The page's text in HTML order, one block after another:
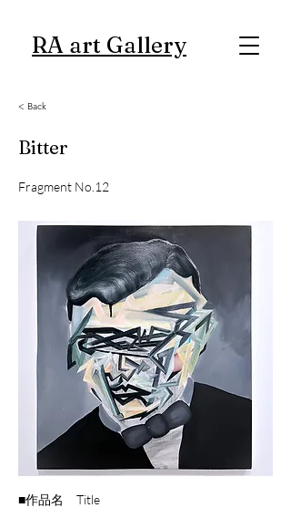
RA art Gallery
< Back
Bitter
Fragment No.12
■作品名 Title